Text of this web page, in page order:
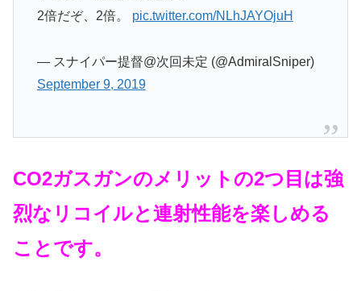
2倍だぞ、2倍。 pic.twitter.com/NLhJAYOjuH
— スナイパー提督@次回未定 (@AdmiralSniper)
September 9, 2019
CO2ガスガンのメリットの2つ目は強
烈なリコイルと連射性能を楽しめる
ことです。